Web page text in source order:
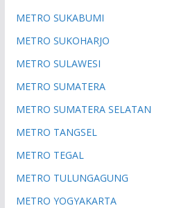
METRO SUKABUMI
METRO SUKOHARJO
METRO SULAWESI
METRO SUMATERA
METRO SUMATERA SELATAN
METRO TANGSEL
METRO TEGAL
METRO TULUNGAGUNG
METRO YOGYAKARTA